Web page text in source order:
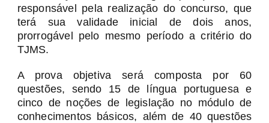
responsável pela realização do concurso, que
terá sua validade inicial de dois anos,
prorrogável pelo mesmo período a critério do
TJMS.
A prova objetiva será composta por 60
questões, sendo 15 de língua portuguesa e
cinco de noções de legislação no módulo de
conhecimentos básicos, além de 40 questões